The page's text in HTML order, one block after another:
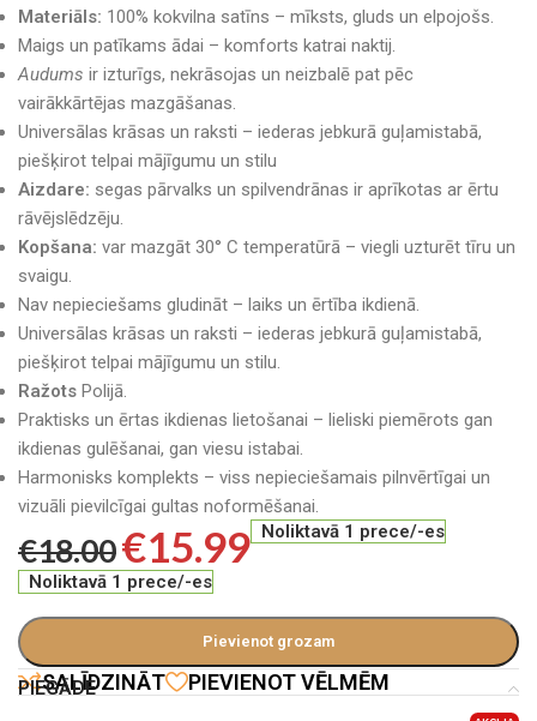
Materiāls: 100% kokvilna satīns – mīksts, gluds un elpojošs.
Maigs un patīkams ādai – komforts katrai naktij.
Audums ir izturīgs, nekrāsojas un neizbalē pat pēc
vairākkārtējas mazgāšanas.
Universālas krāsas un raksti – iederas jebkurā guļamistabā,
piešķirot telpai mājīgumu un stilu
Aizdare: segas pārvalks un spilvendrānas ir aprīkotas ar ērtu
rāvējslēdzēju.
Kopšana: var mazgāt 30° C temperatūrā – viegli uzturēt tīru un
svaigu.
Nav nepieciešams gludināt – laiks un ērtība ikdienā.
Universālas krāsas un raksti – iederas jebkurā guļamistabā,
piešķirot telpai mājīgumu un stilu.
Ražots Polijā.
Praktisks un ērtas ikdienas lietošanai – lieliski piemērots gan
ikdienas gulēšanai, gan viesu istabai.
Harmonisks komplekts – viss nepieciešamais pilnvērtīgai un
vizuāli pievilcīgai gultas noformēšanai.
€18.00€15.99 Noliktavā 1 prece/-es
Noliktavā 1 prece/-es
Pievienot grozam
SALĪDZINĀT PIEVIENOT VĒLMĒM
PIEGĀDE